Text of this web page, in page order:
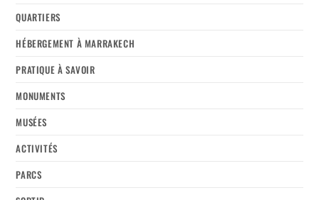
QUARTIERS
HÉBERGEMENT À MARRAKECH
PRATIQUE À SAVOIR
MONUMENTS
MUSÉES
ACTIVITÉS
PARCS